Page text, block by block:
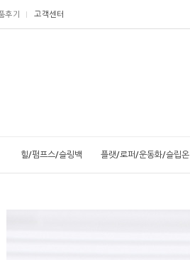
후기 고객센터
힐/펌프스/슬링백 플랫/로퍼/운동화/슬립온